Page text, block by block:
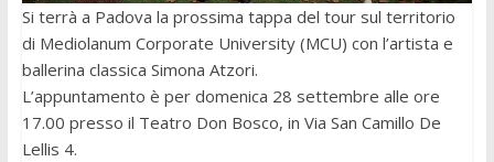
Si terrà a Padova la prossima tappa del tour sul territorio
di Mediolanum Corporate University (MCU) con l’artista e
ballerina classica Simona Atzori.
L’appuntamento è per domenica 28 settembre alle ore
17.00 presso il Teatro Don Bosco, in Via San Camillo De
Lellis 4.